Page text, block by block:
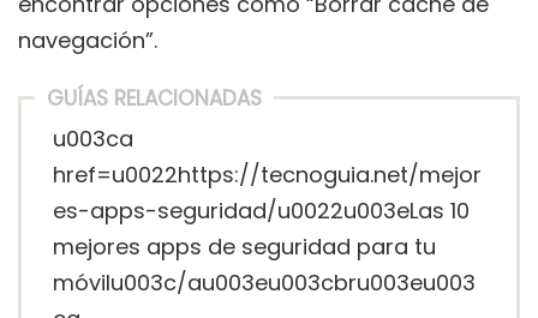
navegación”.
GUÍAS RELACIONADAS
u003ca
href=u0022https://tecnoguia.net/mejor
es-apps-seguridad/u0022u003eLas 10
mejores apps de seguridad para tu
móvilu003c/au003eu003cbru003eu003